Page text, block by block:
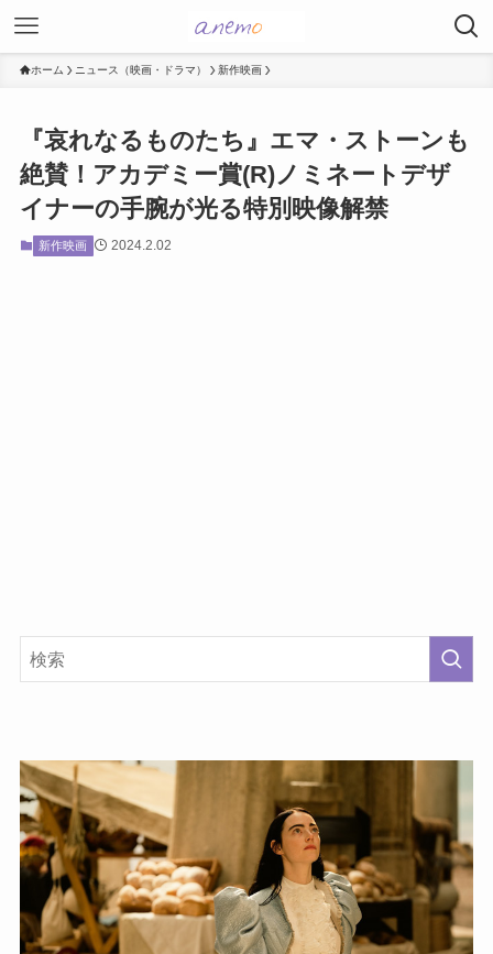
ホーム ニュース（映画・ドラマ） 新作映画
『哀れなるものたち』エマ・ストーンも
絶賛！アカデミー賞(R)ノミネートデザ
イナーの手腕が光る特別映像解禁
新作映画 2024.2.02